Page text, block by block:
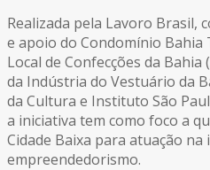
Realizada pela Lavoro Brasil,
e apoio do Condomínio
Local de Confecções da Bahia
da Indústria do Vestuário da
da Cultura e Instituto São
a iniciativa tem como foco a
Cidade Baixa para atuação
empreendedorismo.